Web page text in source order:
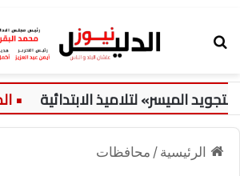
لتلاميذ الابتدائية
الرئيسية / محافظات